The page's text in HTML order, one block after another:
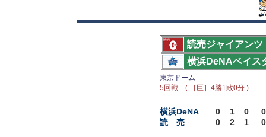
読売ジャイアンツ
横浜DeNAベイス
東京ドーム
5回戦 ( ［巨］4勝1敗0分 )
横浜DeNA 0 1 0
0
読 売
0 2 1 0